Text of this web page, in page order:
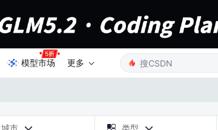
模型市场 更多